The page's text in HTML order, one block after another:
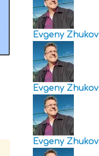
Evgeny Zhukov
Evgeny Zhukov
Evgeny Zhukov